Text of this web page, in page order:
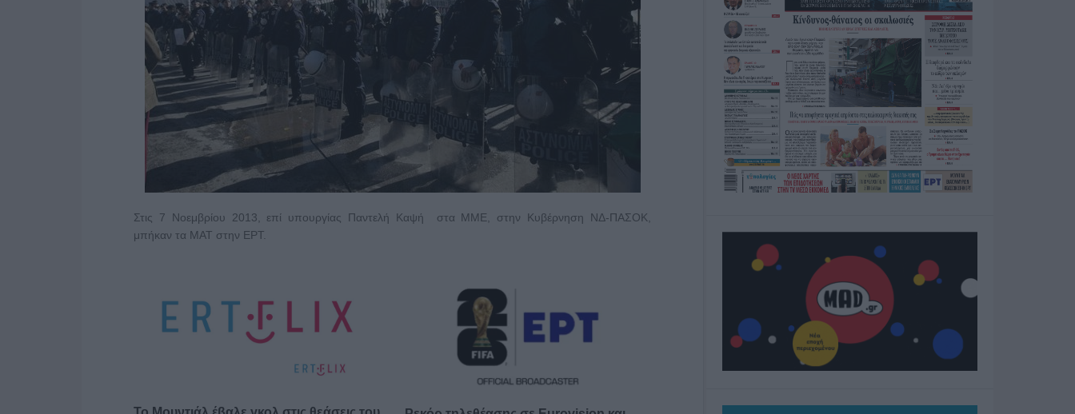
Στις 7 Νοεμβρίου 2013, επί υπουργίας Παντελή Καψή στα ΜΜΕ, στην Κυβέρνηση ΝΔ-ΠΑΣΟΚ,
μπήκαν τα ΜΑΤ στην ΕΡΤ.